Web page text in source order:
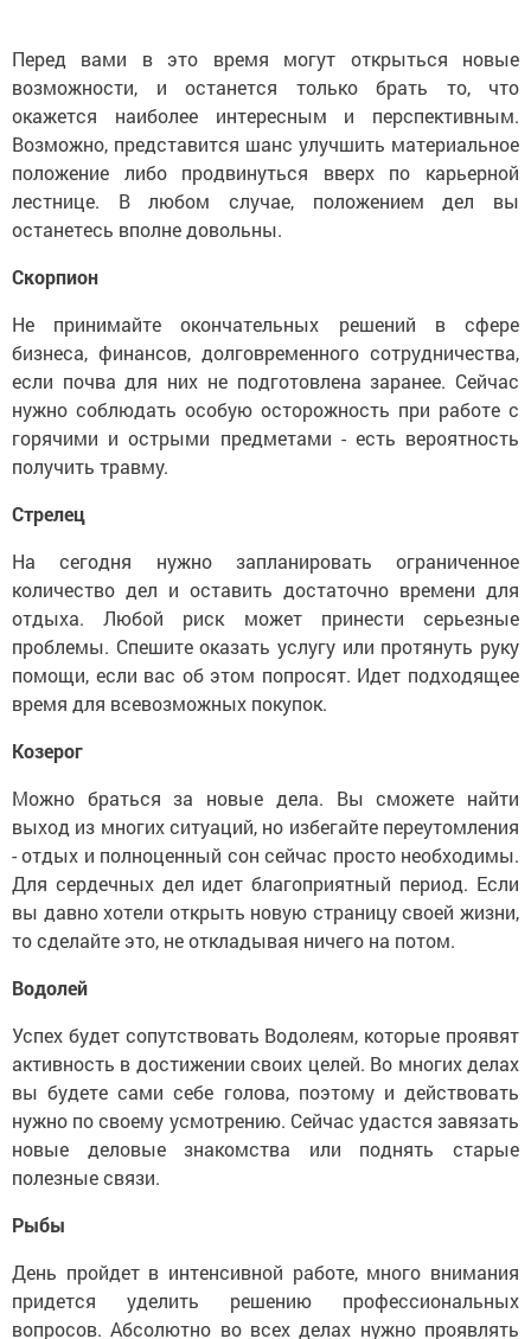
Перед вами в это время могут открыться новые
возможности, и останется только брать то, что
окажется наиболее интересным и перспективным.
Возможно, представится шанс улучшить материальное
положение либо продвинуться вверх по карьерной
лестнице. В любом случае, положением дел вы
останетесь вполне довольны.
Скорпион
He принимайте окончательных решений в сфере
бизнеса, финансов, долговременного сотрудничества,
если почва для них не подготовлена заранее. Сейчас
нужно соблюдать особую осторожность при работе с
горячими и острыми предметами - есть вероятность
получить травму.
Стрелец
На сегодня нужно запланировать ограниченное
количество дел и оставить достаточно времени для
отдыха. Любой риск может принести серьезные
проблемы. Спешите оказать услугу или протянуть руку
помощи, если вас об этом попросят. Идет подходящее
время для всевозможных покупок.
Козерог
Можно браться за новые дела. Вы сможете найти
выход из многих ситуаций, но избегайте переутомления
- отдых и полноценный сон сейчас просто необходимы.
Для сердечных дел идет благоприятный период. Если
вы давно хотели открыть новую страницу своей жизни,
то сделайте это, не откладывая ничего на потом.
Водолей
Успех будет сопутствовать Водолеям, которые проявят
активность в достижении своих целей. Во многих делах
вы будете сами себе голова, поэтому и действовать
нужно по своему усмотрению. Сейчас удастся завязать
новые деловые знакомства или поднять старые
полезные связи.
Рыбы
День пройдет в интенсивной работе, много внимания
придется уделить решению профессиональных
вопросов. Абсолютно во всех делах нужно проявлять